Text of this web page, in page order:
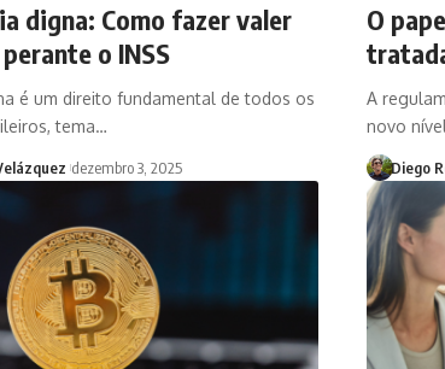
digna: Como fazer valer
o INSS
é um direito fundamental de todos os
tema…
dezembro 3, 2025
O
A
novo
Diego